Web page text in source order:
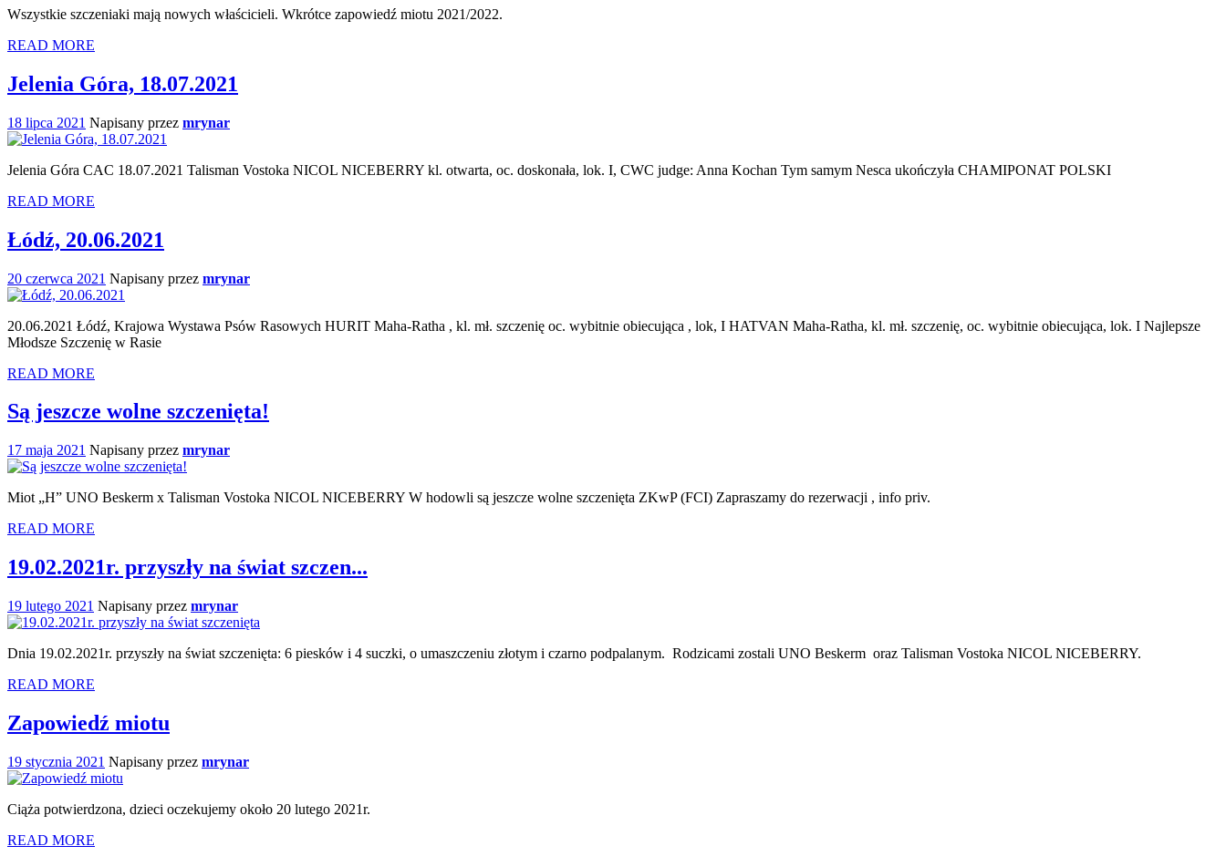
Wszystkie szczeniaki mają nowych właścicieli. Wkrótce zapowiedź miotu 2021/2022.
READ MORE
Jelenia Góra, 18.07.2021
18 lipca 2021 Napisany przez mrynar
Jelenia Góra CAC 18.07.2021 Talisman Vostoka NICOL NICEBERRY kl. otwarta, oc. doskonała, lok. I, CWC judge: Anna Kochan Tym samym Nesca ukończyła CHAMIPONAT POLSKI
READ MORE
Łódź, 20.06.2021
20 czerwca 2021 Napisany przez mrynar
20.06.2021 Łódź, Krajowa Wystawa Psów Rasowych HURIT Maha-Ratha , kl. mł. szczenię oc. wybitnie obiecująca , lok, I HATVAN Maha-Ratha, kl. mł. szczenię, oc. wybitnie obiecująca, lok. I Najlepsze
Młodsze Szczenię w Rasie
READ MORE
Są jeszcze wolne szczenięta!
17 maja 2021 Napisany przez mrynar
Miot „H” UNO Beskerm x Talisman Vostoka NICOL NICEBERRY W hodowli są jeszcze wolne szczenięta ZKwP (FCI) Zapraszamy do rezerwacji , info priv.
READ MORE
19.02.2021r. przyszły na świat szczen...
19 lutego 2021 Napisany przez mrynar
Dnia 19.02.2021r. przyszły na świat szczenięta: 6 piesków i 4 suczki, o umaszczeniu złotym i czarno podpalanym. Rodzicami zostali UNO Beskerm oraz Talisman Vostoka NICOL NICEBERRY.
READ MORE
Zapowiedź miotu
19 stycznia 2021 Napisany przez mrynar
Ciąża potwierdzona, dzieci oczekujemy około 20 lutego 2021r.
READ MORE